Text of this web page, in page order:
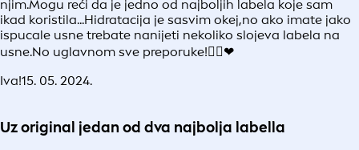
njim.Mogu reći da je jedno od najboljih labela koje sam
ikad koristila...Hidratacija je sasvim okej,no ako imate jako
ispucale usne trebate nanijeti nekoliko slojeva labela na
usne.No uglavnom sve preporuke!👌🏻❤
Iva!15. 05. 2024.
Uz original jedan od dva najbolja labella